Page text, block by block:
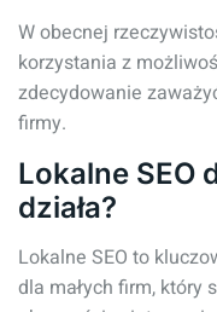
W obecnej
korzystania z
zdecydowanie
firmy.
Lokalne SEO
działa?
Lokalne SEO to
dla małych firm, który